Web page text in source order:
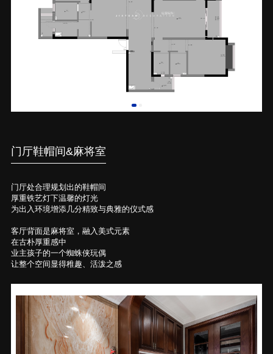
门厅鞋帽间&麻将室
门厅处合理规划出的鞋帽间
厚重铁艺灯下温馨的灯光
为出入环境增添几分精致与典雅的仪式感
客厅背面是麻将室，融入美式元素
在古朴厚重感中
业主孩子的一个蜘蛛侠玩偶
让整个空间显得稚趣、活泼之感